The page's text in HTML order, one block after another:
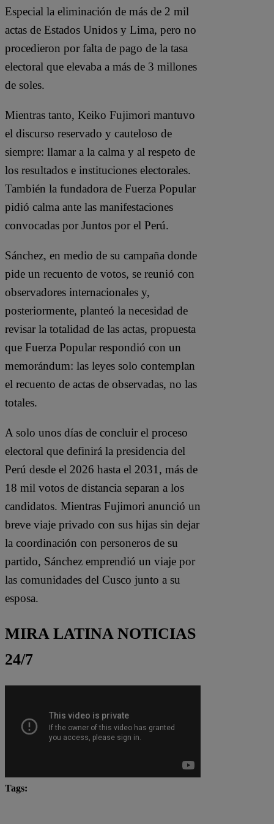
Especial la eliminación de más de 2 mil
actas de Estados Unidos y Lima, pero no
procedieron por falta de pago de la tasa
electoral que elevaba a más de 3 millones
de soles.
Mientras tanto, Keiko Fujimori mantuvo
el discurso reservado y cauteloso de
siempre: llamar a la calma y al respeto de
los resultados e instituciones electorales.
También la fundadora de Fuerza Popular
pidió calma ante las manifestaciones
convocadas por Juntos por el Perú.
Sánchez, en medio de su campaña donde
pide un recuento de votos, se reunió con
observadores internacionales y,
posteriormente, planteó la necesidad de
revisar la totalidad de las actas, propuesta
que Fuerza Popular respondió con un
memorándum: las leyes solo contemplan
el recuento de actas de observadas, no las
totales.
A solo unos días de concluir el proceso
electoral que definirá la presidencia del
Perú desde el 2026 hasta el 2031, más de
18 mil votos de distancia separan a los
candidatos. Mientras Fujimori anunció un
breve viaje privado con sus hijas sin dejar
la coordinación con personeros de su
partido, Sánchez emprendió un viaje por
las comunidades del Cusco junto a su
esposa.
MIRA LATINA NOTICIAS
24/7
Tags: